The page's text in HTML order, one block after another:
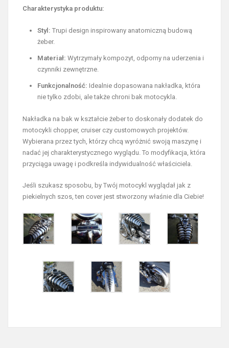
Charakterystyka produktu:
Styl: Trupi design inspirowany anatomiczną budową
żeber.
Materiał: Wytrzymały kompozyt, odporny na uderzenia i
czynniki zewnętrzne.
Funkcjonalność: Idealnie dopasowana nakładka, która
nie tylko zdobi, ale także chroni bak motocykla.
Nakładka na bak w kształcie żeber to doskonały dodatek do
motocykli chopper, cruiser czy customowych projektów.
Wybierana przez tych, którzy chcą wyróżnić swoją maszynę i
nadać jej charakterystycznego wyglądu. To modyfikacja, która
przyciąga uwagę i podkreśla indywidualność właściciela.
Jeśli szukasz sposobu, by Twój motocykl wyglądał jak z
piekielnych szos, ten cover jest stworzony właśnie dla Ciebie!